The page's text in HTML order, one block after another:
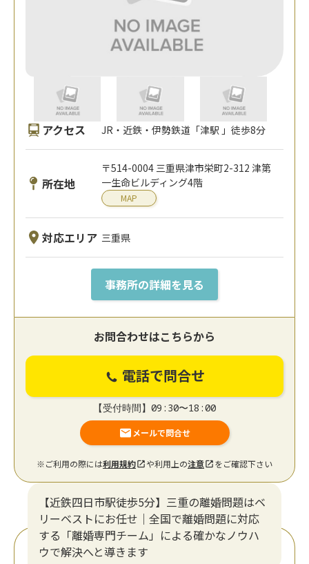
アクセス JR・近鉄・伊勢鉄道「津駅 」徒歩8分
所在地
〒514-0004 三重県津市栄町2-312 津第
一生命ビルディング4階
MAP
対応エリア 三重県
事務所の詳細を見る
お問合わせはこちらから
電話で問合せ
【受付時間】09:30〜18:00
メールで問合せ
※ご利用の際には利用規約 や利用上の注意 をご確認下さい
【近鉄四日市駅徒歩5分】三重の離婚問題はベ
リーベストにお任せ｜全国で離婚問題に対応
する「離婚専門チーム」による確かなノウハ
ウで解決へと導きます